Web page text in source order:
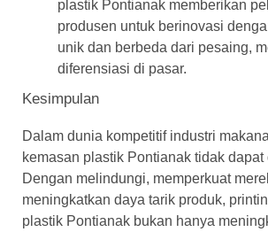
plastik Pontianak memberikan
produsen untuk berinovasi
unik dan berbeda dari pesaing,
diferensiasi di pasar.
Kesimpulan
Dalam dunia kompetitif industri
kemasan plastik Pontianak tidak dapat
Dengan melindungi, memperkuat
meningkatkan daya tarik produk,
plastik Pontianak bukan hanya